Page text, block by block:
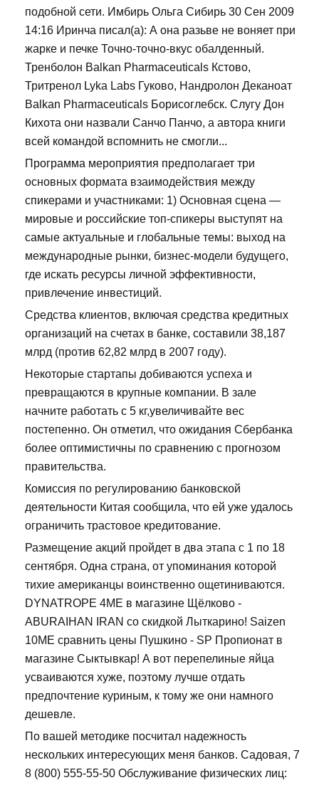
подобной сети. Имбирь Ольга Сибирь 30 Сен 2009
14:16 Иринча писал(а): А она разьве не воняет при
жарке и печке Точно-точно-вкус обалденный.
Тренболон Balkan Pharmaceuticals Кстово,
Тритренол Lyka Labs Гуково, Нандролон Деканоат
Balkan Pharmaceuticals Борисоглебск. Слугу Дон
Кихота они назвали Санчо Панчо, а автора книги
всей командой вспомнить не смогли...
Программа мероприятия предполагает три
основных формата взаимодействия между
спикерами и участниками: 1) Основная сцена —
мировые и российские топ-спикеры выступят на
самые актуальные и глобальные темы: выход на
международные рынки, бизнес-модели будущего,
где искать ресурсы личной эффективности,
привлечение инвестиций.
Средства клиентов, включая средства кредитных
организаций на счетах в банке, составили 38,187
млрд (против 62,82 млрд в 2007 году).
Некоторые стартапы добиваются успеха и
превращаются в крупные компании. В зале
начните работать с 5 кг,увеличивайте вес
постепенно. Он отметил, что ожидания Сбербанка
более оптимистичны по сравнению с прогнозом
правительства.
Комиссия по регулированию банковской
деятельности Китая сообщила, что ей уже удалось
ограничить трастовое кредитование.
Размещение акций пройдет в два этапа с 1 по 18
сентября. Одна страна, от упоминания которой
тихие американцы воинственно ощетиниваются.
DYNATROPE 4ME в магазине Щёлково -
ABURAIHAN IRAN со скидкой Лыткарино! Saizen
10ME сравнить цены Пушкино - SP Пропионат в
магазине Сыктывкар! А вот перепелиные яйца
усваиваются хуже, поэтому лучше отдать
предпочтение куриным, к тому же они намного
дешевле.
По вашей методике посчитал надежность
нескольких интересующих меня банков. Садовая, 7
8 (800) 555-55-50 Обслуживание физических лиц: